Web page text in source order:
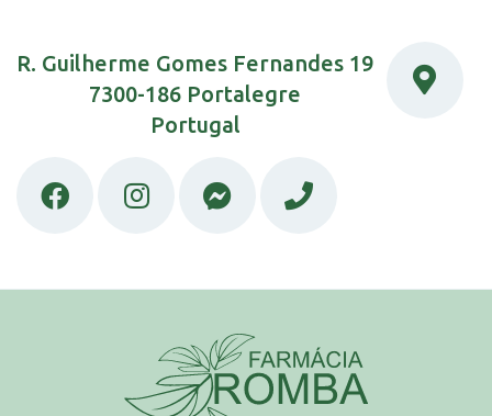
R. Guilherme Gomes Fernandes 19
7300-186 Portalegre
Portugal